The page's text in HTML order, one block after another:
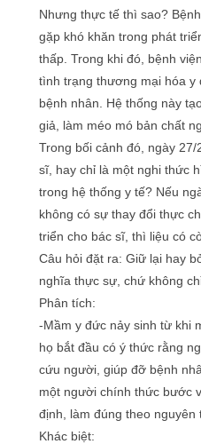
Nhưng thực tế thì sao?
gặp khó khăn trong phát
thấp. Trong khi đó, bệnh
tình trạng thương mại hóa y
bệnh nhân. Hệ thống này
giả, làm méo mó bản chất
Trong bối cảnh đó, ngày
sĩ, hay chỉ là một nghi thức
trong hệ thống y tế? Nếu
không có sự thay đổi thực
triển cho bác sĩ, thì liệu có
Câu hỏi đặt ra: Giữ lại hay
nghĩa thực sự, chứ không
Phân tích:
-Mầm y đức nảy sinh từ khi
họ bắt đầu có ý thức rằng
cứu người, giúp đỡ bệnh
một người chính thức bước
định, làm đúng theo nguyên
Khác biệt: